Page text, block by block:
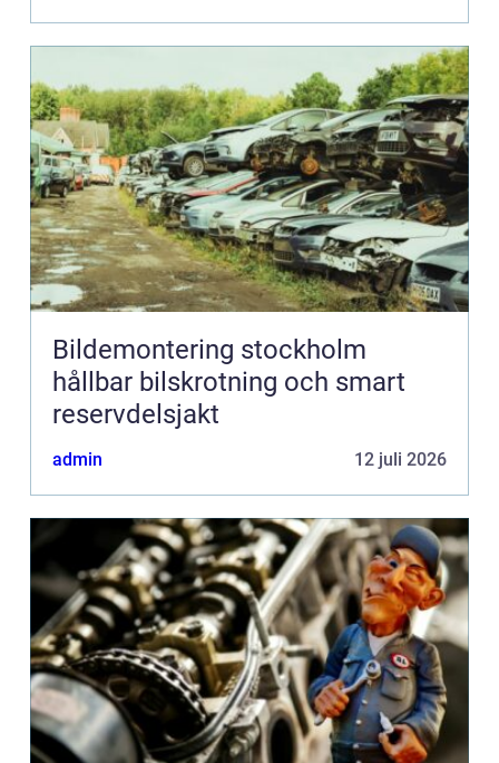
Bildemontering stockholm
hållbar bilskrotning och smart
reservdelsjakt
admin 12 juli 2026